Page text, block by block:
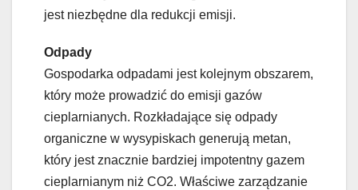
jest niezbędne dla redukcji emisji.
Odpady
Gospodarka odpadami jest kolejnym obszarem,
który może prowadzić do emisji gazów
cieplarnianych. Rozkładające się odpady
organiczne w wysypiskach generują metan,
który jest znacznie bardziej impotentny gazem
cieplarnianym niż CO2. Właściwe zarządzanie